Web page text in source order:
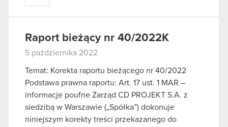
Raport bieżący nr 40/2022K
5 października 2022
Temat: Korekta raportu bieżącego nr 40/2022
Podstawa prawna raportu: Art. 17 ust. 1 MAR –
informacje poufne Zarząd CD PROJEKT S.A. z
siedzibą w Warszawie („Spółka”) dokonuje
niniejszym korekty treści przekazanego do